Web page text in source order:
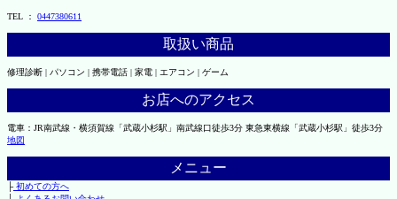
TEL ： 0447380611
取扱い商品
修理診断 | パソコン | 携帯電話 | 家電 | エアコン | ゲーム
お店へのアクセス
電車：JR南武線・横須賀線「武蔵小杉駅」南武線口徒歩3分 東急東横線「武蔵小杉駅」徒歩3分
地図
メニュー
├初めての方へ